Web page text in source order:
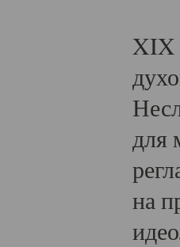
XIX
для
на